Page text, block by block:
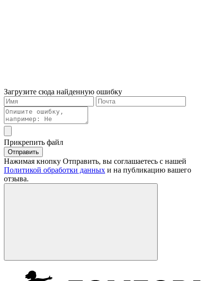
Загрузите сюда найденную ошибку
Прикрепить файл
Отправить
Нажимая кнопку Отправить, вы соглашаетесь с нашей
Политикой обработки данных и на публикацию вашего
отзыва.